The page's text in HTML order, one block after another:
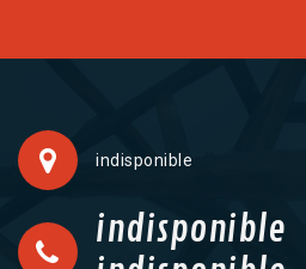
indisponible
indisponible